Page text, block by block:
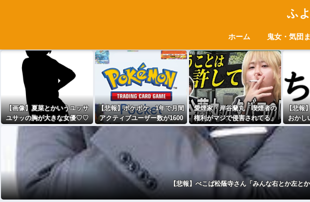
ふ
ホーム 鬼女・気団
【画像】夏菜とかいうユッサ
ユサッの胸が大きな女優♡♡
♡♡♡♡♡♡♡
【悲報】ポケポケ、1年で月間
アクティブユーザー数が1600
万人減少
愛煙家・岸谷蘭丸「喫煙者の
権利がマジで侵害されてる」
と私見 「いくら税金を我々
が払ってるんだと」
【悲報
おかし
【悲報】ぺこぱ松蔭寺さん「みんな右とか左